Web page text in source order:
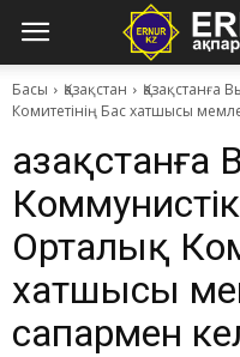
Басы Қазақстан
Қазақстанға
Комитетінің Бас хатшысы
Қазақстанға
Орталық
хатшысы
сапармен